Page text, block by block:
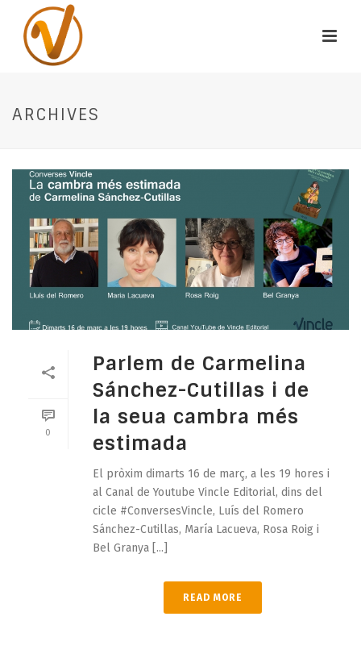
ARCHIVES
0
Parlem de Carmelina
Sánchez-Cutillas i de
la seua cambra més
estimada
El pròxim dimarts 16 de març, a les 19 hores i
al Canal de Youtube Vincle Editorial, dins del
cicle #ConversesVincle, Luís del Romero
Sánchez-Cutillas, María Lacueva, Rosa Roig i
Bel Granya [...]
READ MORE